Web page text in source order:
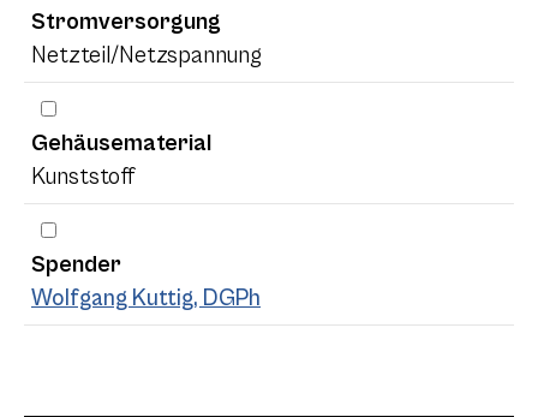
Stromversorgung
Netzteil/Netzspannung
Gehäusematerial
Kunststoff
Spender
Wolfgang Kuttig, DGPh